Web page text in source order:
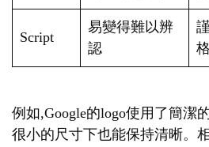
Script
易變得難以辨
認
格
例如,Google的logo使用了簡潔
很小的尺寸下也能保持清晰。